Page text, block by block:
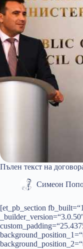
Пълен текст на
Симеон
[et_pb_section